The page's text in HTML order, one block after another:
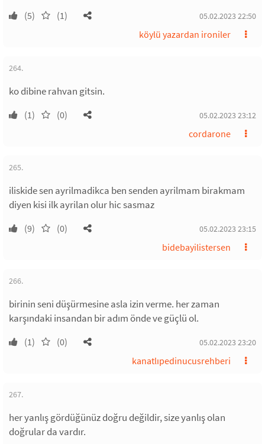
(5) (1) 05.02.2023 22:50
köylü yazardan ironiler
264.
ko dibine rahvan gitsin.
(1) (0) 05.02.2023 23:12
cordarone
265.
iliskide sen ayrilmadikca ben senden ayrilmam birakmam
diyen kisi ilk ayrilan olur hic sasmaz
(9) (0) 05.02.2023 23:15
bidebayilistersen
266.
birinin seni düşürmesine asla izin verme. her zaman
karşındaki insandan bir adım önde ve güçlü ol.
(1) (0) 05.02.2023 23:20
kanatlıpedinucusrehberi
267.
her yanlış gördüğünüz doğru değildir, size yanlış olan
doğrular da vardır.